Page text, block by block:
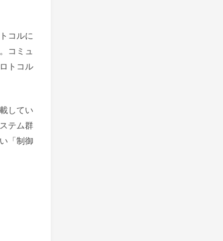
コルに
コミュ
トコル
してい
テム群
「制御